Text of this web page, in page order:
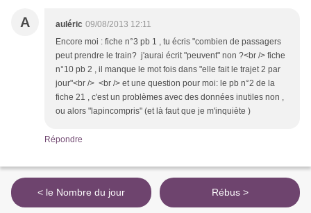
A auléric 09/08/2013 12:11
Encore moi : fiche n°3 pb 1 , tu écris "combien de passagers
peut prendre le train? j'aurai écrit "peuvent" non ?<br /> fiche
n°10 pb 2 , il manque le mot fois dans "elle fait le trajet 2 par
jour"<br /> <br /> et une question pour moi: le pb n°2 de la
fiche 21 , c'est un problèmes avec des données inutiles non ,
ou alors "lapincompris" (et là faut que je m'inquiète )
Répondre
< le Nombre du jour Rébus >